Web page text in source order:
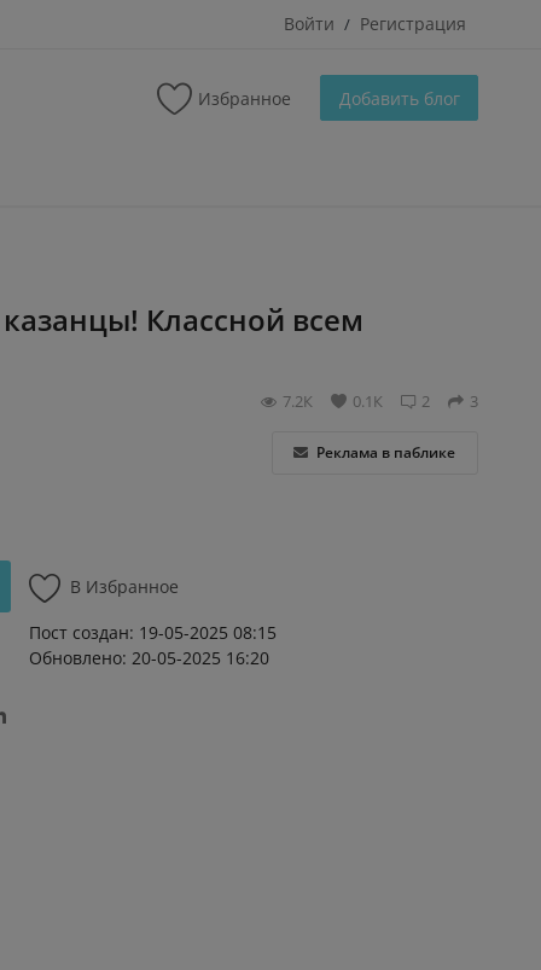
Войти / Регистрация
Избранное Добавить блог
Классной всем
3
2
0.1К
7.2К
Реклама в паблике
В Избранное
Пост создан: 19-05-2025 08:15
Обновлено: 20-05-2025 16:20